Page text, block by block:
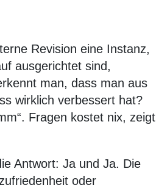
Revision eine Instanz,
ausgerichtet sind,
man, dass man aus
wirklich verbessert hat?
Fragen kostet nix, zeigt
Antwort: Ja und Ja. Die
oder